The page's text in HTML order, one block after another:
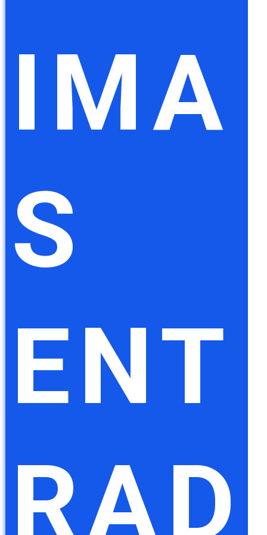
IMA
S
ENT
RAD